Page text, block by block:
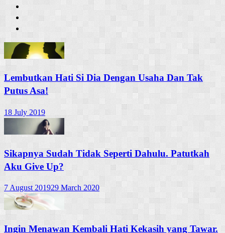
Lembutkan Hati Si Dia Dengan Usaha Dan Tak
Putus Asa!
18 July 2019
Sikapnya Sudah Tidak Seperti Dahulu. Patutkah
Aku Give Up?
7 August 201929 March 2020
Ingin Menawan Kembali Hati Kekasih yang Tawar.